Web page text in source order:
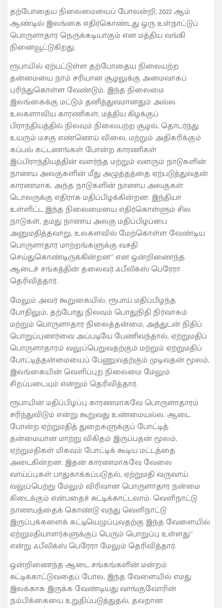
தற்போதைய நிலைமையைப் போலன்றி, 2022 ஆம்
ஆண்டில் இலங்கை எதிர்கொண்டது ஒரு உள்நாட்டுப்
பொருளாதார நெருக்கடியாகும் என மத்திய வங்கி
நினைவூட்டுகிறது.
ரூபாயில் ஏற்பட்டுள்ள தற்போதைய நிலையற்ற
தன்மையை நாம் சரியான சூழலுக்கு அமைவாகப்
புரிந்துகொள்ள வேண்டும். இந்த நிலைமை
இலங்கைக்கு மட்டும் தனித்துவமானதும் அல்ல.
உலகளாவிய காரணிகள், மத்திய கிழக்குப்
பிராந்தியத்தில் நிலவும் நிலையற்ற சூழல், தொடர்ந்து
உயரும் மசகு எண்ணெய் விலை, மற்றும் அதிகரிக்கும்
கப்பல் கட்டணங்கள் போன்ற காரணிகள்
இப்பிராந்தியத்தின் வளர்ந்த மற்றும் வளரும் நாடுகளின்
நாணய அலகுகளின் மீது அழுத்தத்தை ஏற்படுத்துவதன்
காரணமாக, அந்த நாடுகளின் நாணய அலகுகள்
டொலருக்கு எதிராக மதிப்பிழக்கின்றன. இந்தியா
உள்ளிட்ட இந்த நிலைமையை எதிர்கொள்ளும் சில
நாடுகள், தமது நாணய அலகு மதிப்பிழப்பை
அனுமதித்தவாறு, உலகளவில் மேற்கொள்ள வேண்டிய
பொருளாதார மாற்றங்களுக்கு வசதி
செய்துகொண்டிருக்கின்றன” என ஒன்றிணைந்த
ஆடைச் சங்கத்தின் தலைவர் ஃபீலிக்ஸ் பெரேரா
தெரிவித்தார்.
மேலும் அவர் கூறுகையில், ரூபாய் மதிப்பிழந்த
போதிலும், தற்போது நிலவும் பொதுநிதி நிர்வாகம்
மற்றும் பொருளாதார நிலைத்தன்மை, அத்துடன் நிதிப்
பொறுப்புணர்வை அப்படியே பேணிவந்தால், ஏற்றுமதிப்
பொருளாதாரம் வலுப்பெறுவதற்கும் மற்றும் ஏற்றுமதிப்
போட்டித்தன்மையைப் பேணுவதற்கும் முடிவதன் மூலம்,
இலங்கையின் வெளிப்புற நிலைமை மேலும்
சிறப்படையும் என்றும் தெரிவித்தார்.
ரூபாயின் மதிப்பிழப்பு காரணமாகவே பொருளாதாரம்
சரிந்துவிடும் என்று கூறுவது உண்மையல்ல. ஆடை
போன்ற ஏற்றுமதித் துறைகளுக்குப் போட்டித்
தன்மையான மாற்று விகிதம் இருப்பதன் மூலம்,
ஏற்றுமதிகள் மிகவும் போட்டிக் கூடிய மட்டத்தை
அடைகின்றன. இதன் காரணமாகவே வேலை
வாய்ப்புகள் பாதுகாக்கப்படுதல், ஏற்றுமதி வருவாய்
வலுப்பெற்று மேலும் விரிவான பொருளாதார நன்மை
கிடைக்கும் என்பதைச் சுட்டிக்காட்டலாம். வெளிநாட்டு
நாணயத்தைக் கொண்டு வந்து வெளிநாட்டு
இருப்புக்களைக் கட்டியெழுப்புவதற்கு இந்த வேளையில்
ஏற்றுமதியாளர்களுக்குப் பெரும் பொறுப்பு உள்ளது”
என்று ஃபீலிக்ஸ் பெரேரா மேலும் தெரிவித்தார்.
ஒன்றிணைந்த ஆடை சங்கங்களின் மன்றம்
சுட்டிக்காட்டுவதைப் போல, இந்த வேளையில் எமது
இலக்காக இருக்க வேண்டியது வாங்குவோரின்
நம்பிக்கையை உறுதிப்படுத்துதல், தவறான